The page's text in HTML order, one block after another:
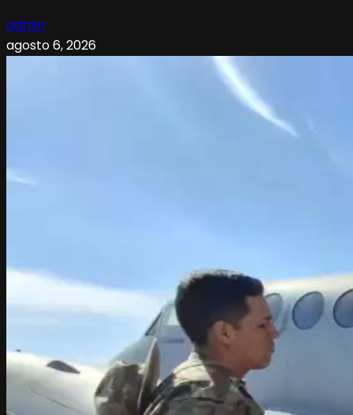
admin
agosto 6, 2026